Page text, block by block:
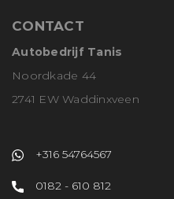
CONTACT
Autobedrijf Tanis
Noordkade 44
2741 EW Waddinxveen
+316 54764567
0182 - 610 812